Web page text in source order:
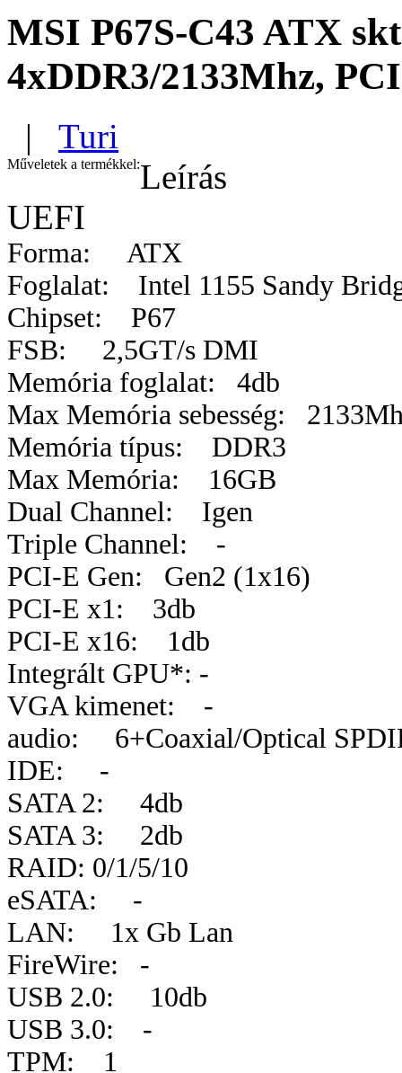
MSI P67S-C43 ATX
4xDDR3/2133Mhz,
| Turi
Műveletek a termékkel:Leírás
UEFI
Forma: ATX
Foglalat: Intel 1155 Sandy
Chipset: P67
FSB: 2,5GT/s DMI
Memória foglalat: 4db
Max Memória sebesség:
Memória típus: DDR3
Max Memória: 16GB
Dual Channel: Igen
Triple Channel: -
PCI-E Gen: Gen2 (1x16)
PCI-E x1: 3db
PCI-E x16: 1db
Integrált GPU*: -
VGA kimenet: -
audio: 6+Coaxial/Optical
IDE: -
SATA 2: 4db
SATA 3: 2db
RAID: 0/1/5/10
eSATA: -
LAN: 1x Gb Lan
FireWire: -
USB 2.0: 10db
USB 3.0: -
TPM: 1